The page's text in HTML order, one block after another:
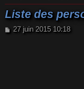
Liste des
M
27 juin 2015 10:18